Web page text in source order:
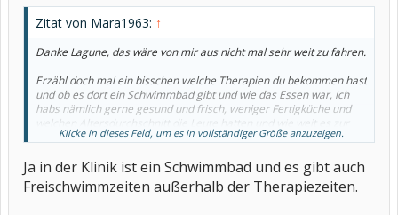
Zitat von Mara1963: ↑
Danke Lagune, das wäre von mir aus nicht mal sehr weit zu fahren.
Erzähl doch mal ein bisschen welche Therapien du bekommen hast
und ob es dort ein Schwimmbad gibt und wie das Essen war, ich
habs nämlich gerne gesund und frisch, weniger Fertigküche und
welchen Altersdurchschnitt die Leute hatten und wie weit es zur
Stadt ist und wie lange du dort warst?
, falls du mir gerne mehr erzählen magst, ich bin nämlich
neugierig.
Klicke in dieses Feld, um es in vollständiger Größe anzuzeigen.
Ja in der Klinik ist ein Schwimmbad und es gibt auch
Freischwimmzeiten außerhalb der Therapiezeiten.